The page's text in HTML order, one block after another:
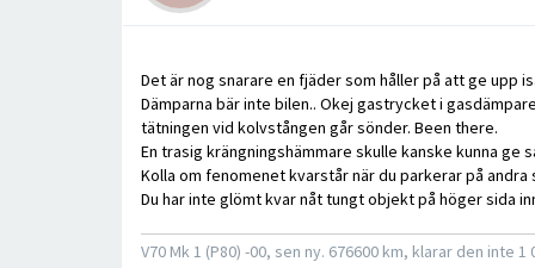
Det är nog snarare en fjäder som håller på att ge upp
Dämparna bär inte bilen.. Okej gastrycket i
tätningen vid kolvstången går sönder. Been there.
En trasig krängningshämmare skulle kanske kunna
Kolla om fenomenet kvarstår när du parkerar på
Du har inte glömt kvar nåt tungt objekt på höger sida
V70 Mk 1 (P80) -00, sen ny. 676600 km, klarar den